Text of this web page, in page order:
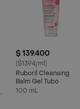
$ 139.400
($1394/ml)
Ruboril Cleansing
Balm Gel Tubo
100 mL